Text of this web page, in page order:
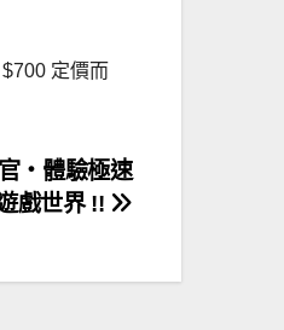
定價而
‧體驗極速
戲世界 !!